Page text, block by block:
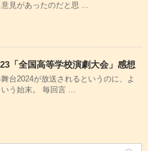
見があったのだと思 ...
「全国高等学校演劇大会」感想
台2024が放送されるというのに、よ
う始末。 毎回言 ...